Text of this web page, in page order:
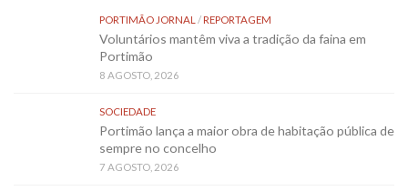
PORTIMÃO JORNAL /REPORTAGEM
Voluntários mantêm viva a tradição da faina em
Portimão
8 AGOSTO, 2026
SOCIEDADE
Portimão lança a maior obra de habitação pública de
sempre no concelho
7 AGOSTO, 2026